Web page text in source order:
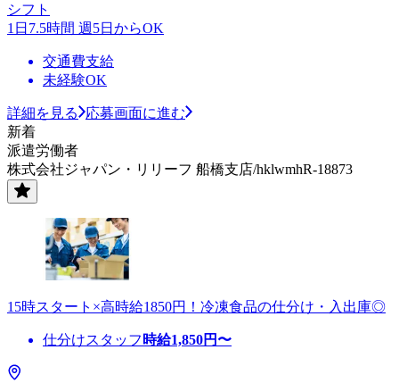
シフト
1日7.5時間 週5日からOK
交通費支給
未経験OK
詳細を見る
応募画面に進む
新着
派遣労働者
株式会社ジャパン・リリーフ 船橋支店/hklwmhR-18873
15時スタート×高時給1850円！冷凍食品の仕分け・入出庫◎
仕分けスタッフ 時給1,850円〜